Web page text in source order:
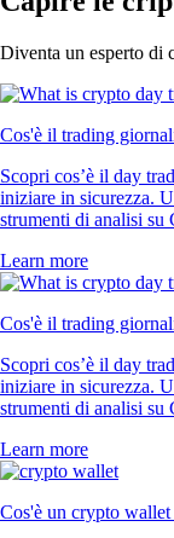
Diventa un esperto di
Cos'è il trading
Scopri cos’è il day
iniziare in sicurezza.
strumenti di analisi su
Learn more
Cos'è il trading
Scopri cos’è il day
iniziare in sicurezza.
strumenti di analisi su
Learn more
Cos'è un crypto